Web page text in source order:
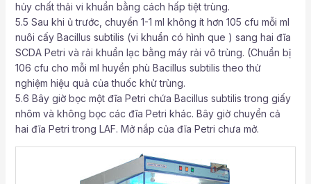
hủy chất thải vi khuẩn bằng cách hấp tiệt trùng.
5.5 Sau khi ủ trước, chuyển 1-1 ml không ít hơn 105 cfu mỗi ml
nuôi cấy Bacillus subtilis (vi khuẩn có hình que ) sang hai đĩa
SCDA Petri và rải khuẩn lạc bằng máy rải vô trùng. (Chuẩn bị
106 cfu cho mỗi ml huyền phù Bacillus subtilis theo thử
nghiệm hiệu quả của thuốc khử trùng.
5.6 Bây giờ bọc một đĩa Petri chứa Bacillus subtilis trong giấy
nhôm và không bọc các đĩa Petri khác. Bây giờ chuyển cả
hai đĩa Petri trong LAF. Mở nắp của đĩa Petri chưa mở.